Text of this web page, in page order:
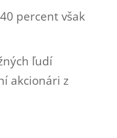
percent však
ľudí
akcionári z